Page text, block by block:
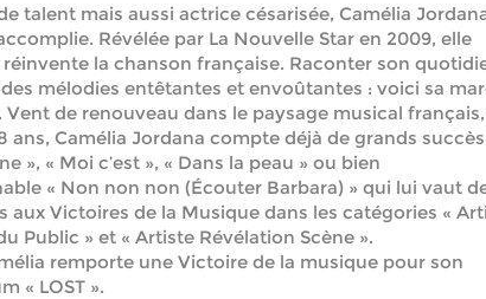
talent mais aussi actrice césarisée, Camélia
Révélée par La Nouvelle Star en 2009, elle
la chanson française. Raconter son
mélodies entêtantes et envoûtantes : voici sa
de renouveau dans le paysage musical
ans, Camélia Jordana compte déjà de grands succès
», « Moi c’est », « Dans la peau » ou bien
« Non non non (Écouter Barbara) » qui lui vaut
aux Victoires de la Musique dans les catégories «
Public » et « Artiste Révélation Scène ».
remporte une Victoire de la musique pour son
« LOST ».